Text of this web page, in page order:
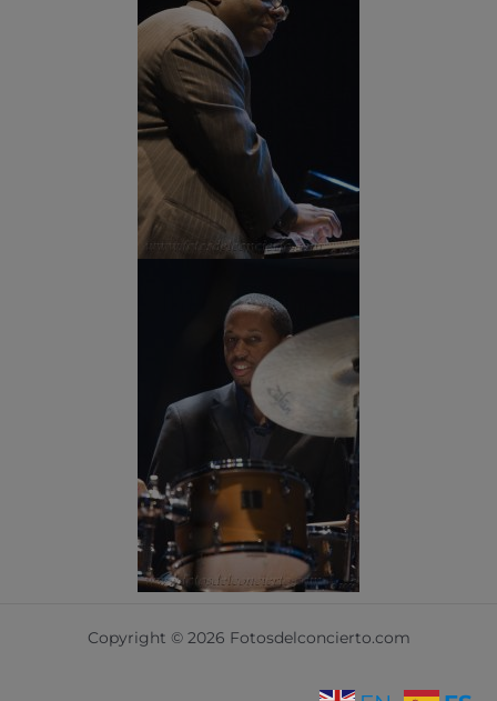
Copyright © 2026 Fotosdelconcierto.com